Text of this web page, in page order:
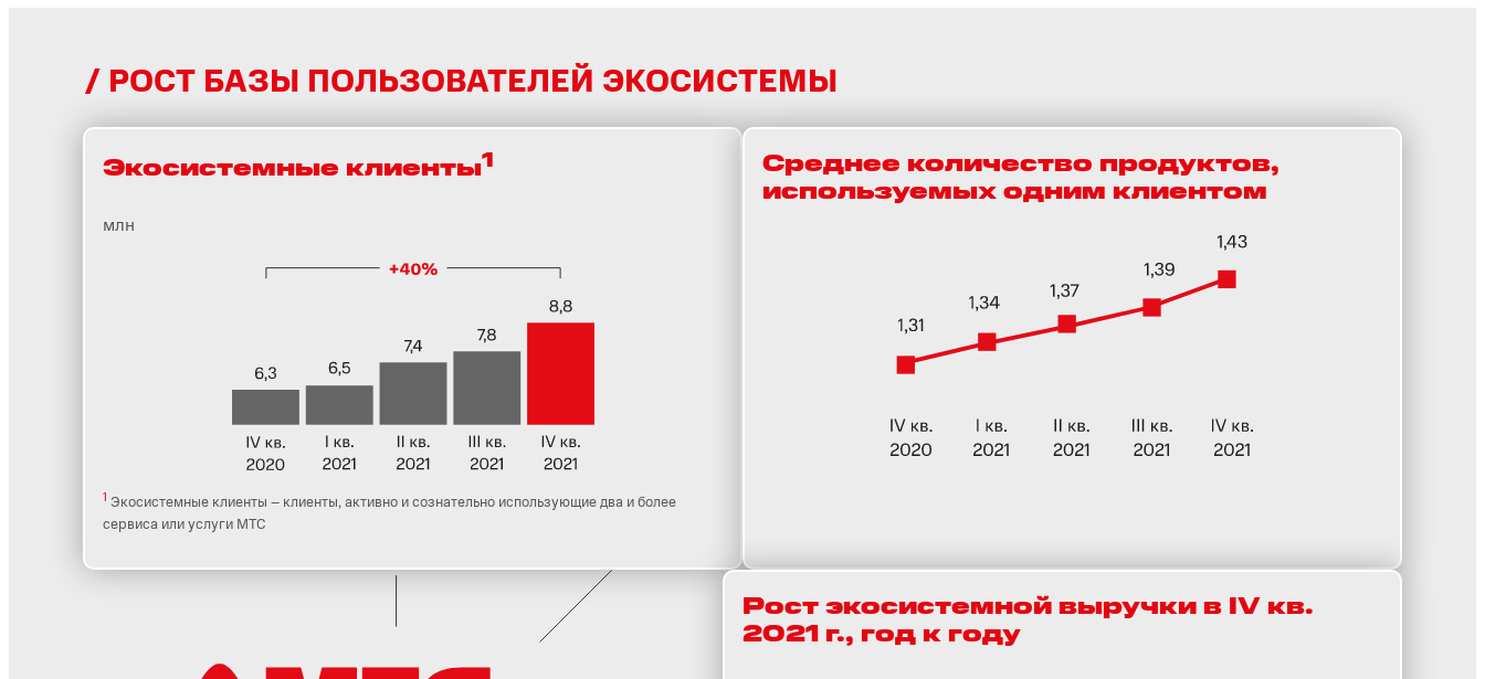
РОСТ БАЗЫ ПОЛЬЗОВАТЕЛЕЙ ЭКОСИСТЕМЫ
Экосистемные клиенты1
млн
1 Экосистемные клиенты – клиенты, активно и сознательно использующие два и более
сервиса или услуги МТС
Среднее количество продуктов,
используемых одним клиентом
Рост экосистемной выручки в IV кв.
2021 г., год к году